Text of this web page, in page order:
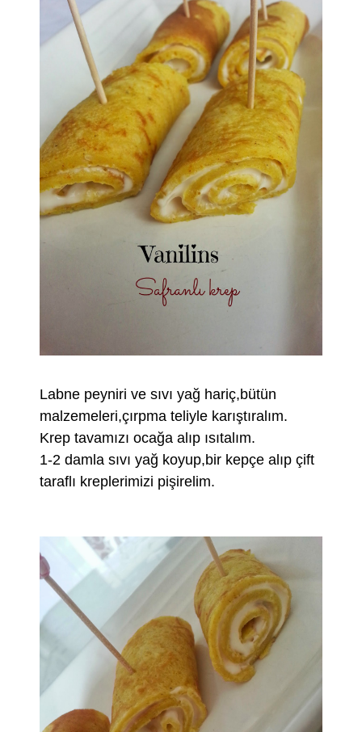
Labne peyniri ve sıvı yağ hariç,bütün
malzemeleri,çırpma teliyle karıştıralım.
Krep tavamızı ocağa alıp ısıtalım.
1-2 damla sıvı yağ koyup,bir kepçe alıp çift
taraflı kreplerimizi pişirelim.